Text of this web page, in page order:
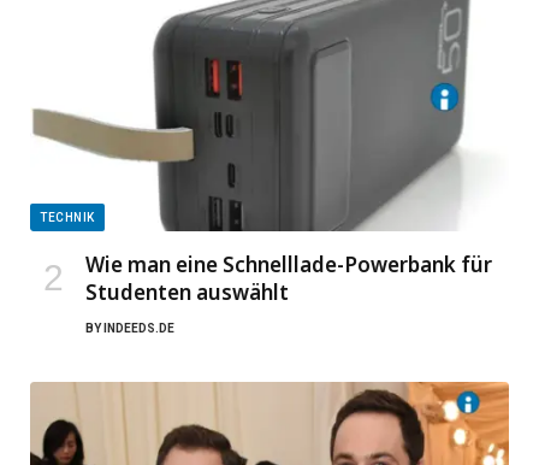
TECHNIK
Wie man eine Schnelllade-Powerbank für
Studenten auswählt
BY INDEEDS.DE